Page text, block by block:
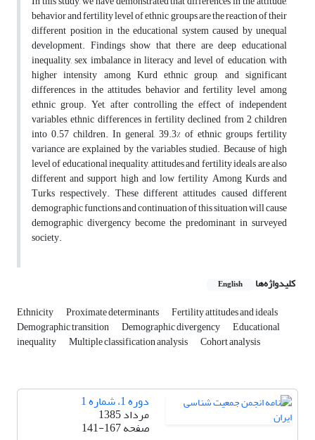
behavior and fertility level of ethnic groups are the reaction of their
different position in the educational system caused by unequal
development. Findings show that there are deep educational
inequality, sex imbalance in literacy and level of education, with
higher intensity among Kurd ethnic group, and significant
differences in the attitudes, behavior and fertility level among
ethnic group. Yet, after controlling the effect of independent
variables, ethnic differences in fertility declined from 2 children
into 0.57 children. In general, 39.3% of ethnic groups fertility
variance are explained by the variables studied. Because of high
level of educational inequality, attitudes and fertility ideals are also
different and support high and low fertility Among Kurds and
Turks respectively. These different attitudes caused different
demographic functions and continuation of this situation will cause
demographic divergency become the predominant in surveyed
society.
کلیدواژه‌ها English
Ethnicity Proximate determinants Fertility attitudes and ideals
Demographic transition Demographic divergency Educational
inequality Multiple classification analysis Cohort analysis
دوره 1، شماره 1
مرداد 1385
صفحه141-167